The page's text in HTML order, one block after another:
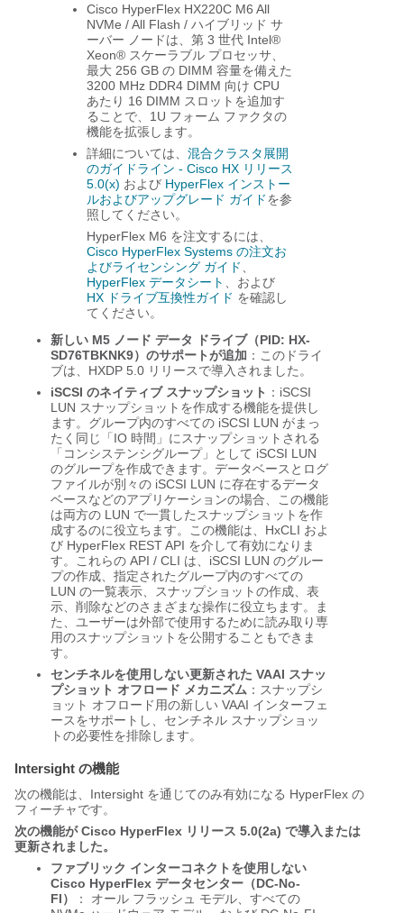
Cisco HyperFlex HX220C M6 All
NVMe / All Flash / ハイブリッド サ
ーバー ノードは、第 3 世代 Intel®
Xeon® スケーラブル プロセッサ、
最大 256 GB の DIMM 容量を備えた
3200 MHz DDR4 DIMM 向け CPU
あたり 16 DIMM スロットを追加す
ることで、1U フォーム ファクタの
機能を拡張します。
詳細については、 混合クラスタ展開
のガイドライン - Cisco HX リリース
5.0(x) および HyperFlex インストー
ルおよびアップグレード ガイドを参
照してください。
HyperFlex M6 を注文するには、
Cisco HyperFlex Systems の注文お
よびライセンシング ガイド
HyperFlex データシート
、および
HX ドライブ互換性ガイド を確認し
てください。
新しい M5 ノード データ ドライブ（PID: HX-
SD76TBKNK9）のサポートが追加 ：このドライ
ブは、HXDP 5.0 リリースで導入されました。
iSCSI のネイティブ スナップショット ：iSCSI
LUN スナップショットを作成する機能を提供し
ます。グループ内のすべての iSCSI LUN がまっ
たく同じ「IO 時間」にスナップショットされる
「コンシステンシグループ」として iSCSI LUN
のグループを作成できます。データベースとログ
ファイルが別々の iSCSI LUN に存在するデータ
ベースなどのアプリケーションの場合、この機能
は両方の LUN で一貫したスナップショットを作
成するのに役立ちます。この機能は、HxCLI およ
び HyperFlex REST API を介して有効になりま
す。これらの API / CLI は、iSCSI LUN のグルー
プの作成、指定されたグループ内のすべての
LUN の一覧表示、スナップショットの作成、表
示、削除などのさまざまな操作に役立ちます。ま
た、ユーザーは外部で使用するために読み取り専
用のスナップショットを公開することもできま
す。
センチネルを使用しない更新された VAAI スナッ
プショット オフロード メカニズム ：スナップシ
ョット オフロード用の新しい VAAI インターフェ
ースをサポートし、センチネル スナップショッ
トの必要性を排除します。
Intersight の機能
次の機能は、Intersight を通じてのみ有効になる HyperFlex の
フィーチャです。
次の機能が Cisco HyperFlex リリース 5.0(2a) で導入または
更新されました。
ファブリック インターコネクトを使用しない
Cisco HyperFlex データセンター（DC-No-
FI）
： オール フラッシュ モデル、すべての